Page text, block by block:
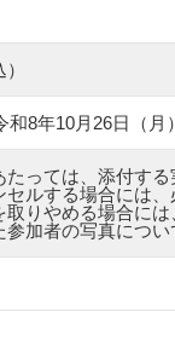
和8年10月26日（月
たっては、添付す
セルする場合には
取りやめる場合に
参加者の写真につ